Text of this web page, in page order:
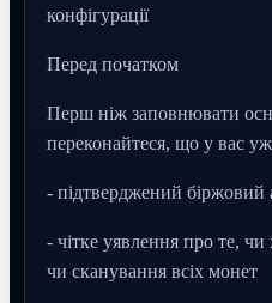
конфігурації
Перед початком
Перш ніж заповнювати
переконайтеся, що у вас
- підтверджений біржовий
- чітке уявлення про те,
чи сканування всіх монет